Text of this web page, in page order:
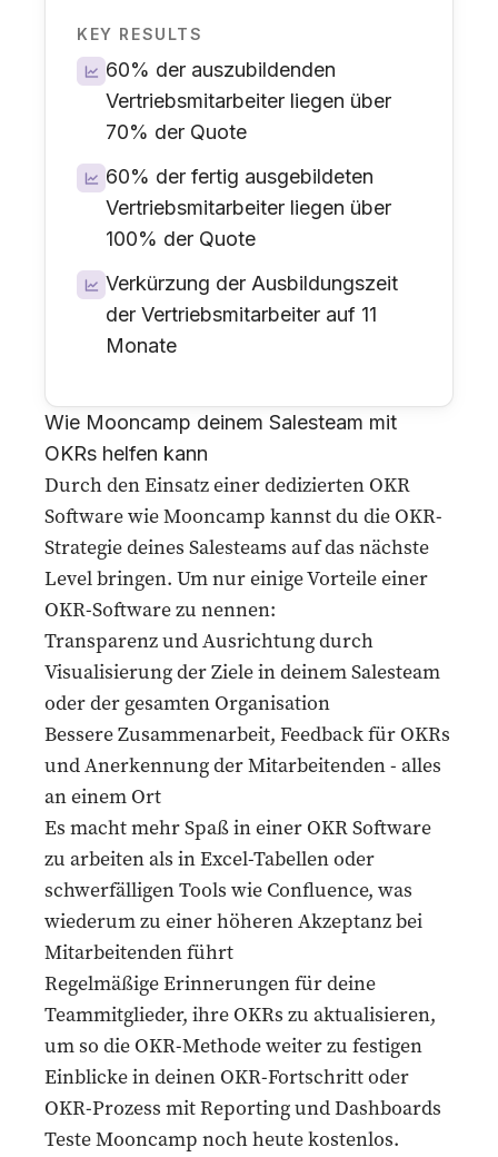
KEY RESULTS
60% der auszubildenden
Vertriebsmitarbeiter liegen über
70% der Quote
60% der fertig ausgebildeten
Vertriebsmitarbeiter liegen über
100% der Quote
Verkürzung der Ausbildungszeit
der Vertriebsmitarbeiter auf 11
Monate
Wie Mooncamp deinem Salesteam mit
OKRs helfen kann
Durch den Einsatz einer dedizierten OKR
Softwarewie Mooncamp kannst du die OKR-
Strategie deines Salesteams auf das nächste
Level bringen. Um nur einige Vorteile einer
OKR-Software zu nennen:
Transparenz und Ausrichtung durch
Visualisierung der Ziele in deinem Salesteam
oder der gesamten Organisation
Bessere Zusammenarbeit, Feedback für OKRs
und Anerkennung der Mitarbeitenden - alles
an einem Ort
Es macht mehr Spaß in einer OKR Software
zu arbeiten als in Excel-Tabellen oder
schwerfälligen Tools wie Confluence, was
wiederum zu einer höheren Akzeptanz bei
Mitarbeitenden führt
Regelmäßige Erinnerungen für deine
Teammitglieder, ihre OKRs zu aktualisieren,
um so die OKR-Methode weiter zu festigen
Einblicke in deinen OKR-Fortschritt oder
OKR-Prozess mit Reporting und Dashboards
Teste Mooncamp noch heute kostenlos.